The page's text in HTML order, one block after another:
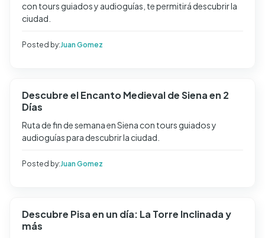
con tours guiados y audioguías, te permitirá descubrir la
ciudad.
Posted by:Juan Gomez
Descubre el Encanto Medieval de Siena en 2
Días
Ruta de fin de semana en Siena con tours guiados y
audioguías para descubrir la ciudad.
Posted by:Juan Gomez
Descubre Pisa en un día: La Torre Inclinada y
más